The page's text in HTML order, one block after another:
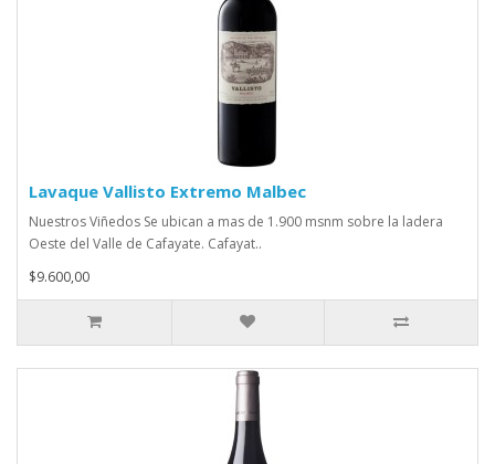
Lavaque Vallisto Extremo Malbec
Nuestros Viñedos Se ubican a mas de 1.900 msnm sobre la ladera
Oeste del Valle de Cafayate. Cafayat..
$9.600,00